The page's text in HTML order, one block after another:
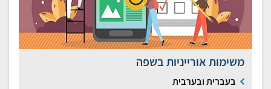
משימות אורייניות בשפה
בעברית ובערבית